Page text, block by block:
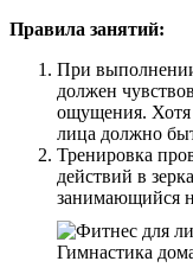
Правила занятий:
При
должен
ощущения. Хотя
лица должно
Тренировка
действий в
занимающийся